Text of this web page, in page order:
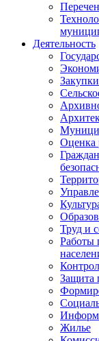
Деятельность
Закупки
Оценка
Труд и
Работы
Защита
Жилье